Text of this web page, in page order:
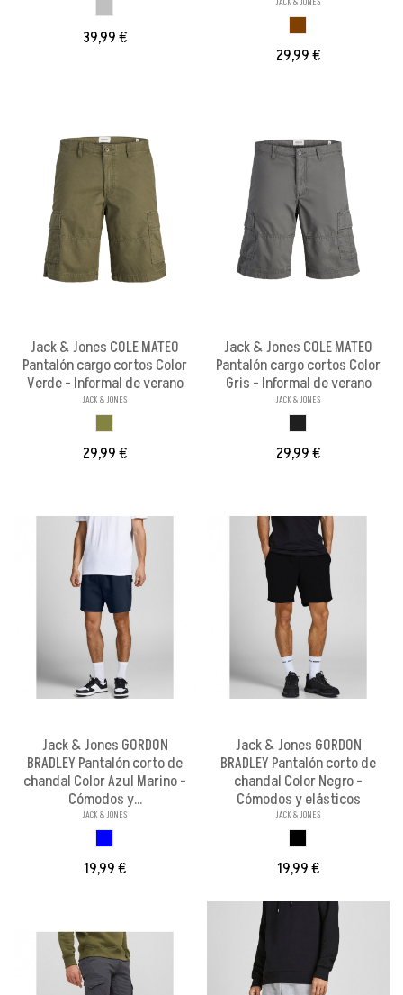
39,99 €
29,99 €
Jack & Jones COLE MATEO
Pantalón cargo cortos Color
Verde - Informal de verano
JACK & JONES
29,99 €
Jack & Jones COLE MATEO
Pantalón cargo cortos Color
Gris - Informal de verano
JACK & JONES
29,99 €
Jack & Jones GORDON
BRADLEY Pantalón corto de
chandal Color Azul Marino -
Cómodos y...
JACK & JONES
19,99 €
Jack & Jones GORDON
BRADLEY Pantalón corto de
chandal Color Negro -
Cómodos y elásticos
JACK & JONES
19,99 €